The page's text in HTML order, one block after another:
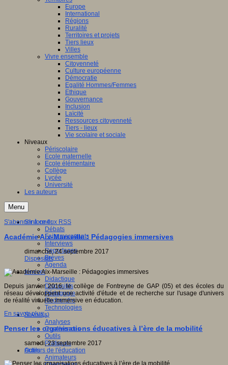
Europe
International
Régions
Ruralité
Territoires et projets
Tiers lieux
Villes
Vivre ensemble
Citoyenneté
Culture européenne
Démocratie
Egalité Hommes/Femmes
Ethique
Gouvernance
Inclusion
Laïcité
Ressources citoyenneté
Tiers - lieux
Vie scolaire et sociale
Niveaux
Périscolaire
Ecole maternelle
Ecole élémentaire
Collège
Lycée
Université
Les auteurs
Menu
S'informer
Débats
Faits marquants
Interviews
Reportages
Brèves
Agenda
Innover
Didactique
Dispositifs
Pédagogie
Recherche
Technologies
Savoir(s)
Analyses
Conférences
Outils
Pratiques
Acteurs de l'éducation
Animateurs
S'abonner à ce flux RSS
Académie Aix-Marseille : Pédagogies immersives
dimanche, 24 septembre 2017
Dispositifs
Depuis janvier 2016, le collège de Fontreyne de GAP (05) et des écoles du
réseau développent une activité d'étude et de recherche sur l'usage d'univers
de réalité virtuelle immersive en éducation.
En savoir plus...
Penser les organisations éducatives à l’ère de la mobilité
samedi, 23 septembre 2017
Outils